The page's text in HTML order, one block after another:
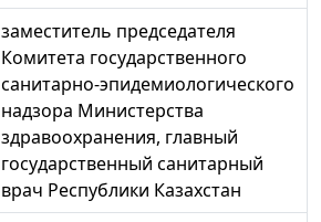
заместитель председателя
Комитета государственного
санитарно-эпидемиологического
надзора Министерства
здравоохранения, главный
государственный санитарный
врач Республики Казахстан